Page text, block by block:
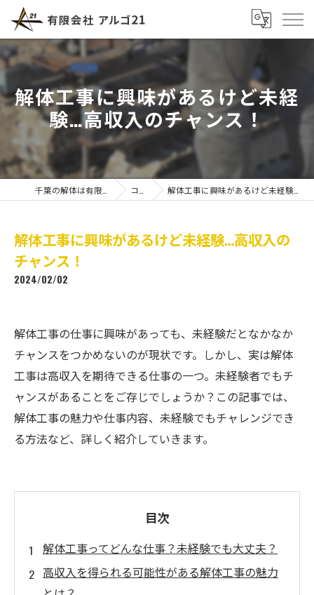
解体工事に興味があるけど未経
験…高収入のチャンス！
コラム 解体工事に興味があるけど未経験…高収入のチャンス！
解体工事に興味があるけど未経験…高収入の
チャンス！
2024/02/02
解体工事の仕事に興味があっても、未経験だとなかなか
チャンスをつかめないのが現状です。しかし、実は解体
工事は高収入を期待できる仕事の一つ。未経験者でもチ
ャンスがあることをご存じでしょうか？この記事では、
解体工事の魅力や仕事内容、未経験でもチャレンジでき
る方法など、詳しく紹介していきます。
目次
解体工事ってどんな仕事？未経験でも大丈夫？
高収入を得られる可能性がある解体工事の魅力